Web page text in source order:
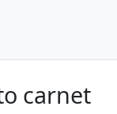
carnet